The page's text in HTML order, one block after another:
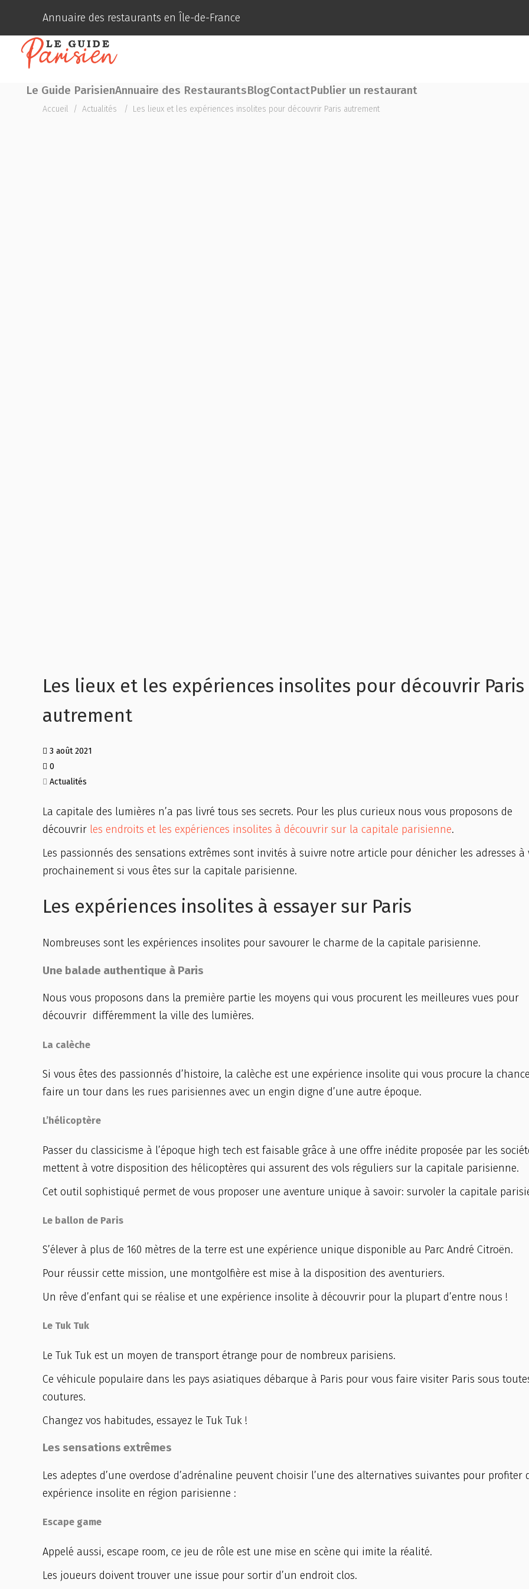
Annuaire des restaurants en Île-de-France
Le Guide ParisienAnnuaire des RestaurantsBlogContactPublier un restaurant
Accueil / Actualités / Les lieux et les expériences insolites pour découvrir Paris autrement
Les lieux et les expériences insolites pour découvrir Paris
autrement
3 août 2021
0
Actualités
La capitale des lumières n’a pas livré tous ses secrets. Pour les plus curieux nous vous proposons de
découvrir les endroits et les expériences insolites à découvrir sur la capitale parisienne.
Les passionnés des sensations extrêmes sont invités à suivre notre article pour dénicher les adresses à
prochainement si vous êtes sur la capitale parisienne.
Les expériences insolites à essayer sur Paris
Nombreuses sont les expériences insolites pour savourer le charme de la capitale parisienne.
Une balade authentique à Paris
Nous vous proposons dans la première partie les moyens qui vous procurent les meilleures vues pour
découvrir différemment la ville des lumières.
La calèche
Si vous êtes des passionnés d’histoire, la calèche est une expérience insolite qui vous procure la
faire un tour dans les rues parisiennes avec un engin digne d’une autre époque.
L’hélicoptère
Passer du classicisme à l’époque high tech est faisable grâce à une offre inédite proposée par les
mettent à votre disposition des hélicoptères qui assurent des vols réguliers sur la capitale parisienne.
Cet outil sophistiqué permet de vous proposer une aventure unique à savoir: survoler la capitale
Le ballon de Paris
S’élever à plus de 160 mètres de la terre est une expérience unique disponible au Parc André Citroën.
Pour réussir cette mission, une montgolfière est mise à la disposition des aventuriers.
Un rêve d’enfant qui se réalise et une expérience insolite à découvrir pour la plupart d’entre nous !
Le Tuk Tuk
Le Tuk Tuk est un moyen de transport étrange pour de nombreux parisiens.
Ce véhicule populaire dans les pays asiatiques débarque à Paris pour vous faire visiter Paris sous
coutures.
Changez vos habitudes, essayez le Tuk Tuk !
Les sensations extrêmes
Les adeptes d’une overdose d’adrénaline peuvent choisir l’une des alternatives suivantes pour profiter
expérience insolite en région parisienne :
Escape game
Appelé aussi, escape room, ce jeu de rôle est une mise en scène qui imite la réalité.
Les joueurs doivent trouver une issue pour sortir d’un endroit clos.